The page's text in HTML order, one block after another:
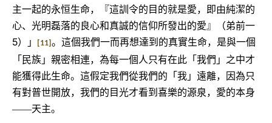
主一起的永恒生命，『這訓令的目的就是愛，即由純潔的
心、光明磊落的良心和真誠的信仰所發出的愛』（弟前一
5）」 [11] 。這個我們一而再想達到的真實生命，是與一個
「民族」親密相連，為每一個人只有在此「我們」之中才
能獲得此生命。這假定我們從我們的「我」遠離，因為只
有對普世開放，我們的目光才看到喜樂的源泉，愛的本身
――天主。